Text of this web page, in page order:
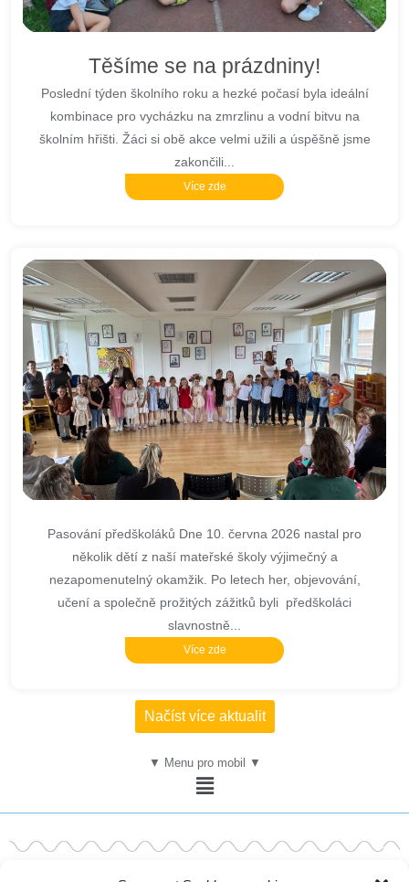
Těšíme se na prázdniny!
Poslední týden školního roku a hezké počasí byla ideální
kombinace pro vycházku na zmrzlinu a vodní bitvu na
školním hřišti. Žáci si obě akce velmi užili a úspěšně jsme
zakončili...
Více zde
Pasování předškoláků Dne 10. června 2026 nastal pro
několik dětí z naší mateřské školy výjimečný a
nezapomenutelný okamžik. Po letech her, objevování,
učení a společně prožitých zážitků byli předškoláci
slavnostně...
Více zde
Načíst více aktualit
▼ Menu pro mobil ▼